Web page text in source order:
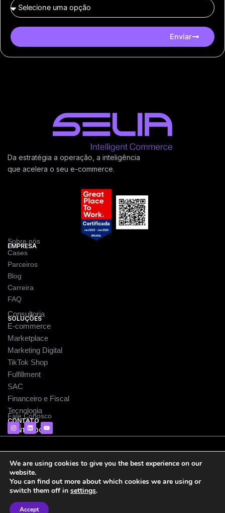
Enviar
Da estratégia a operação, a inteligência
que acelera o seu e-commerce.
EMPRESA
Sobre nós
Cases
Parceiros
Blog
Carreira
FAQ
SOLUÇÕES
Consultoria
E-commerce
Marketplace
Marketing Digital
TikTok Shop
Fulfillment
SAC
Financeiro e Fiscal
Tecnologia
CONTEÚDO
Blog
CONTATO
Fale Conosco
I
n
s
r
a
m
L
i
n
i
n
Y
o
u
e
Humus.
Comprometimento · Transparência · Escalabilidade
We are using cookies to give you the best experience on our
website.
You can find out more about which cookies we are using or
switch them off in settings.
Accept